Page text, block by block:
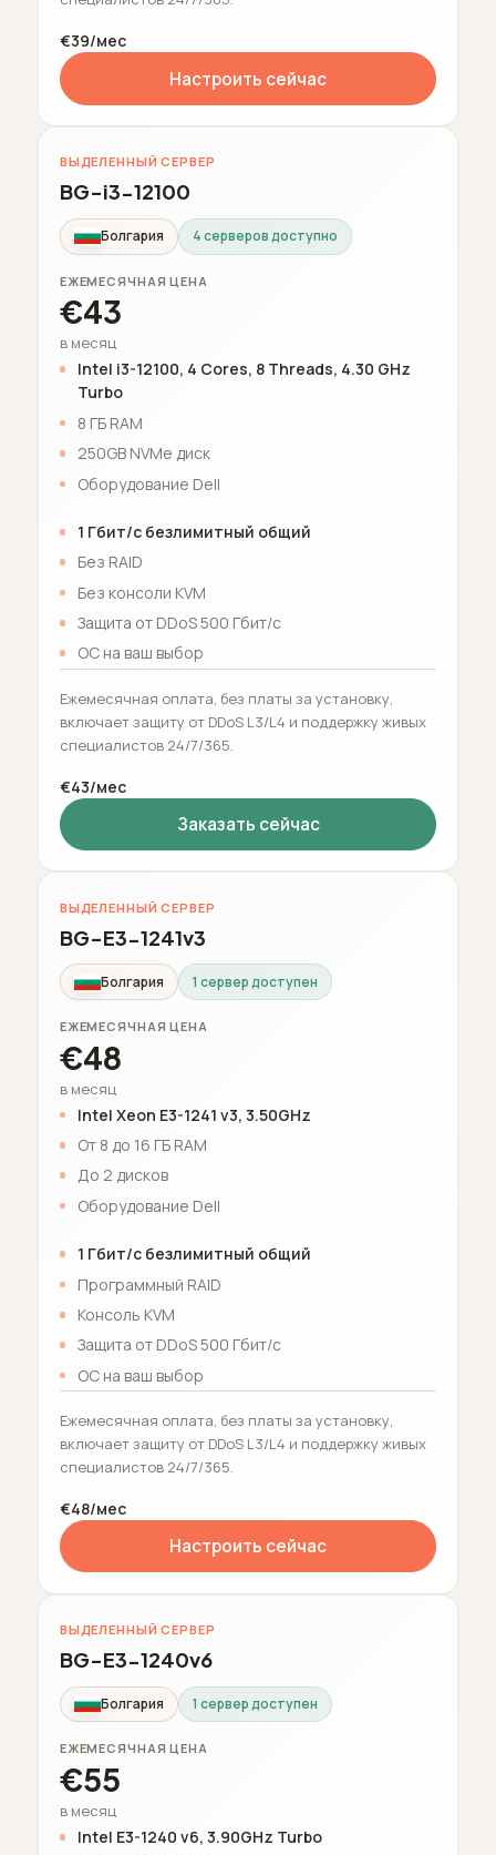
€39/мес
Настроить сейчас
ВЫДЕЛЕННЫЙ СЕРВЕР
BG-i3-12100
Болгария 4 серверов доступно
ЕЖЕМЕСЯЧНАЯ ЦЕНА
€43
в месяц
Intel i3-12100, 4 Cores, 8 Threads, 4.30 GHz
Turbo
8 ГБ RAM
250GB NVMe диск
Оборудование Dell
1 Гбит/с безлимитный общий
Без RAID
Без консоли KVM
Защита от DDoS 500 Гбит/с
ОС на ваш выбор
Ежемесячная оплата, без платы за установку,
включает защиту от DDoS L3/L4 и поддержку живых
специалистов 24/7/365.
€43/мес
Заказать сейчас
ВЫДЕЛЕННЫЙ СЕРВЕР
BG-E3-1241v3
Болгария 1 сервер доступен
ЕЖЕМЕСЯЧНАЯ ЦЕНА
€48
в месяц
Intel Xeon E3-1241 v3, 3.50GHz
От 8 до 16 ГБ RAM
До 2 дисков
Оборудование Dell
1 Гбит/с безлимитный общий
Программный RAID
Консоль KVM
Защита от DDoS 500 Гбит/с
ОС на ваш выбор
Ежемесячная оплата, без платы за установку,
включает защиту от DDoS L3/L4 и поддержку живых
специалистов 24/7/365.
€48/мес
Настроить сейчас
ВЫДЕЛЕННЫЙ СЕРВЕР
BG-E3-1240v6
Болгария 1 сервер доступен
ЕЖЕМЕСЯЧНАЯ ЦЕНА
€55
в месяц
Intel E3-1240 v6, 3.90GHz Turbo